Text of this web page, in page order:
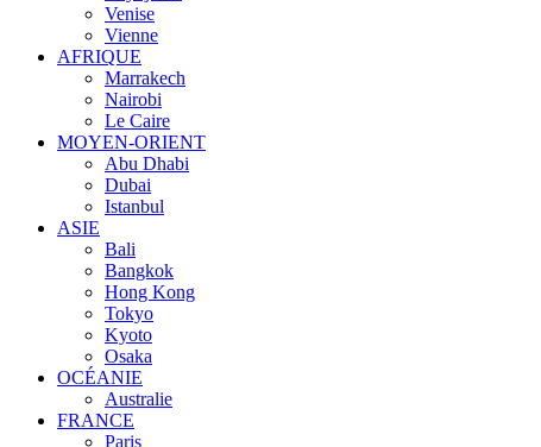
Venise
Vienne
AFRIQUE
Marrakech
Nairobi
Le Caire
MOYEN-ORIENT
Abu Dhabi
Dubai
Istanbul
ASIE
Bali
Bangkok
Hong Kong
Tokyo
Kyoto
Osaka
OCÉANIE
Australie
FRANCE
Paris